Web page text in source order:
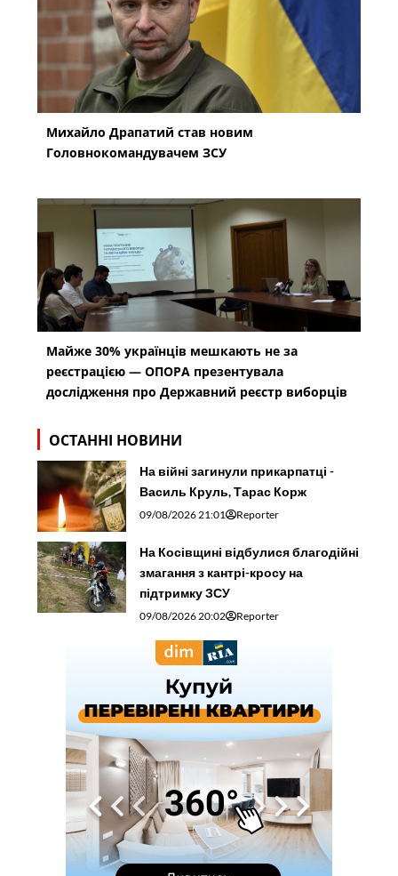
Михайло Драпатий став новим
Головнокомандувачем ЗСУ
Майже 30% українців мешкають не за
реєстрацією — ОПОРА презентувала
дослідження про Державний реєстр виборців
ОСТАННІ НОВИНИ
На війні загинули прикарпатці -
Василь Круль, Тарас Корж
09/08/2026 21:01 Reporter
На Косівщині відбулися благодійні
змагання з кантрі-кросу на
підтримку ЗСУ
09/08/2026 20:02 Reporter